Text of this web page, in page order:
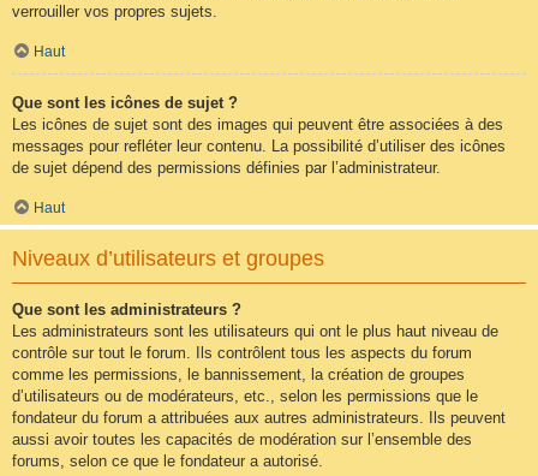
verrouiller vos propres sujets.
Haut
Que sont les icônes de sujet ?
Les icônes de sujet sont des images qui peuvent être associées à des
messages pour refléter leur contenu. La possibilité d’utiliser des icônes
de sujet dépend des permissions définies par l’administrateur.
Haut
Niveaux d’utilisateurs et groupes
Que sont les administrateurs ?
Les administrateurs sont les utilisateurs qui ont le plus haut niveau de
contrôle sur tout le forum. Ils contrôlent tous les aspects du forum
comme les permissions, le bannissement, la création de groupes
d’utilisateurs ou de modérateurs, etc., selon les permissions que le
fondateur du forum a attribuées aux autres administrateurs. Ils peuvent
aussi avoir toutes les capacités de modération sur l’ensemble des
forums, selon ce que le fondateur a autorisé.